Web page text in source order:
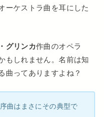
ーケストラ曲を耳にした
グリンカ作曲のオペラ
もしれません。名前は知
曲ってありますよね？
曲はまさにその典型で